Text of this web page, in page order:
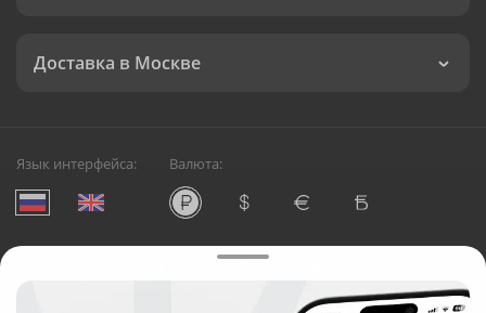
Доставка в Москве
Язык интерфейса: Валюта:
Служба круглосуточной доставки цветов в Москве
Русский Букет, 2026